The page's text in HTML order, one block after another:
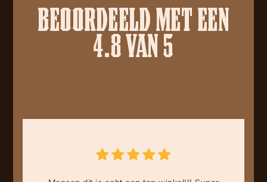
BEOORDEELD MET EEN
4.8 VAN 5